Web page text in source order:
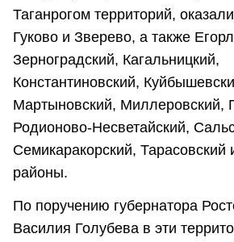
Таганрогом территорий,
Гуково и Зверево, а также
Зерноградский, Кагальницкий,
Константиновский,
Мартыновский, Миллеровский,
Родионово-Несветайский,
Семикаракорский, Тарасовский
районы.
По поручению губернатора
Василия Голубева в эти